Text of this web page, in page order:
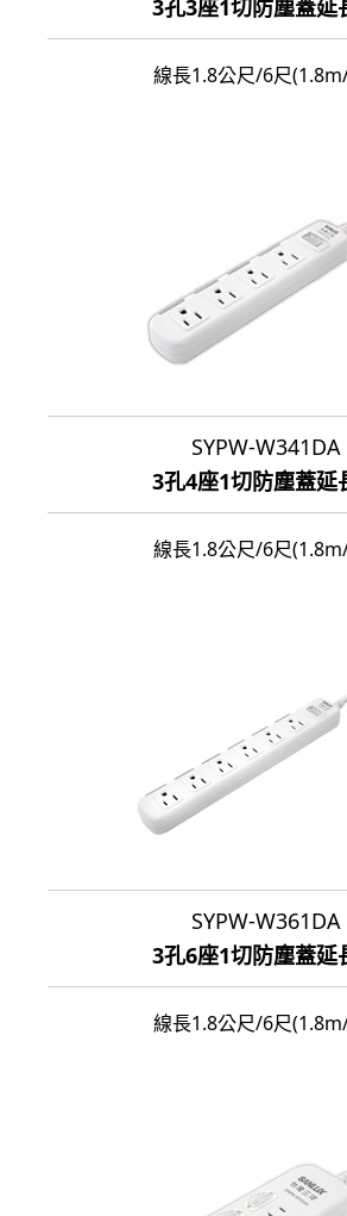
3孔3座1切防塵蓋延
線長1.8公尺/6尺
SYPW-W341DA
3孔4座1切防塵蓋延
線長1.8公尺/6尺
SYPW-W361DA
3孔6座1切防塵蓋延
線長1.8公尺/6尺